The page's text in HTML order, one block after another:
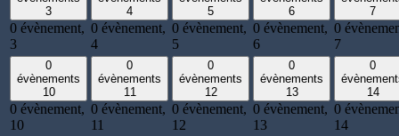
3
0 évènement,
3
4
0 évènement,
4
5
0 évènement,
5
6
0 évènement,
6
7
0
7
0
évènements
10
0 évènement,
10
0
évènements
11
0 évènement,
11
0
évènements
12
0 évènement,
12
0
évènements
13
0 évènement,
13
0
14
0
14